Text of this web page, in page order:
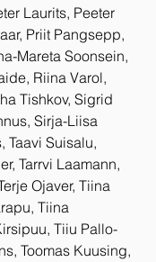
Laurits, Peeter
Priit Pangsepp,
Mareta Soonsein,
Riina Varol,
Tishkov, Sigrid
Sirja-Liisa
Taavi Suisalu,
Tarrvi Laamann,
Ojaver, Tiina
Tiina
Tiiu Pallo-
Toomas Kuusing,